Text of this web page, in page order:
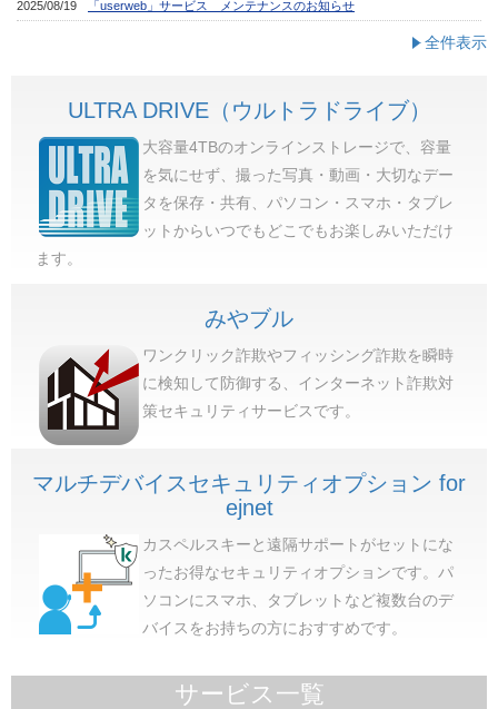
全件表示
みやブル
ワンクリック詐欺やフィッシング詐欺を瞬時
に検知して防御する、インターネット詐欺対
策セキュリティサービスです。
ULTRA DRIVE（ウルトラドライブ）
大容量4TBのオンラインストレージで、容量
を気にせず、撮った写真・動画・大切なデー
タを保存・共有、パソコン・スマホ・タブレ
ットからいつでもどこでもお楽しみいただけ
ます。
マルチデバイスセキュリティオプション for
ejnet
カスペルスキーと遠隔サポートがセットにな
ったお得なセキュリティオプションです。パ
ソコンにスマホ、タブレットなど複数台のデ
バイスをお持ちの方におすすめです。
サービス一覧